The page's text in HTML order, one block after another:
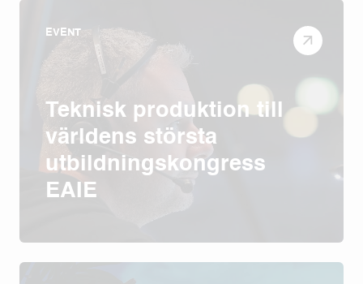
EVENT
Teknisk produktion till
världens största
utbildningskongress
EAIE